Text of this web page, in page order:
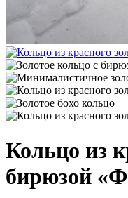
Кольцо из
бирюзой